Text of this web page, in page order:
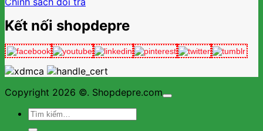
Kết nối shopdepre
Copyright 2026 ©. Shopdepre.com
Tìm
kiếm: